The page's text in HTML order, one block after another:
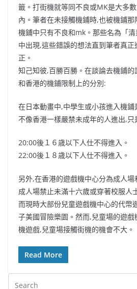
籤。打街機就等同不良或MK是大多
內。筆者在未接觸機鋪時,也被機鋪
機鋪中只有不良和mk。那些名為「
中出現,這些錯誤的想法直到筆者真
正。
知己知彼,百勝百勝。在談論去機鋪
和香港的機鋪限制上的分別:
在日本動畫中,中學生或小孩進入機
不像香港一樣嚴禁未成年的人進出,只
20:00後１６歳以下人仕不得進入。
22:00後１８歳以下人仕不得進入。
另外,在香港的遊戲機中心分為成人場
成人場禁止未滿十六歲或穿著校服人
而現時大部份兒童遊戲機中心的代幣
子美國冒險樂園。然而,兒童場的遊
機遊戲,兒童場接觸街機的機會不大。
Read More